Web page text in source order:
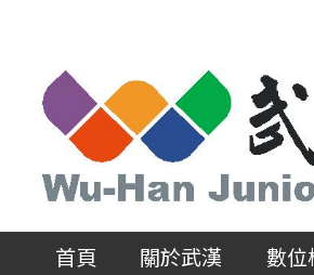
區
首頁 關於武漢 數位